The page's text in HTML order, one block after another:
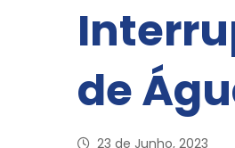
de
23 de Junho, 2023